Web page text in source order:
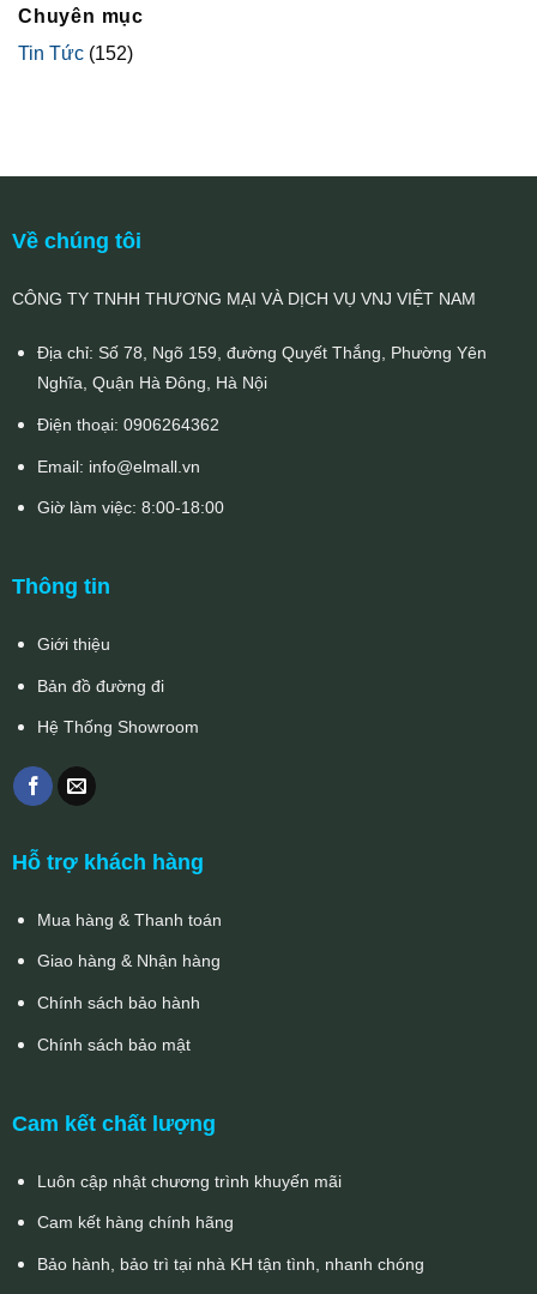
Chuyên mục
Tin Tức (152)
Về chúng tôi
CÔNG TY TNHH THƯƠNG MẠI VÀ DỊCH VỤ VNJ VIỆT NAM
Địa chỉ: Số 78, Ngõ 159, đường Quyết Thắng, Phường Yên
Nghĩa, Quận Hà Đông, Hà Nội
Điện thoại: 0906264362
Email: info@elmall.vn
Giờ làm việc: 8:00-18:00
Thông tin
Giới thiệu
Bản đồ đường đi
Hệ Thống Showroom
Hỗ trợ khách hàng
Mua hàng & Thanh toán
Giao hàng & Nhận hàng
Chính sách bảo hành
Chính sách bảo mật
Cam kết chất lượng
Luôn cập nhật chương trình khuyến mãi
Cam kết hàng chính hãng
Bảo hành, bảo trì tại nhà KH tận tình, nhanh chóng